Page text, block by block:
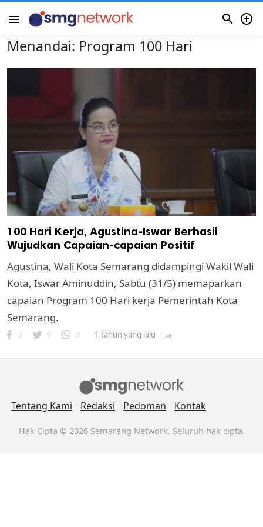
menu  
cipta.
Menandai: Program 100 Hari
100 Hari Kerja, Agustina-Iswar Berhasil
Wujudkan Capaian-capaian Positif
Agustina, Wali Kota Semarang didampingi Wakil Wali
Kota, Iswar Aminuddin, Sabtu (31/5) memaparkan
capaian Program 100 Hari kerja Pemerintah Kota
Semarang.
0 0 0 1 tahun yang lalu 
Tentang Kami Redaksi Pedoman Kontak
Hak Cipta © 2026 Semarang Network. Seluruh hak cipta.